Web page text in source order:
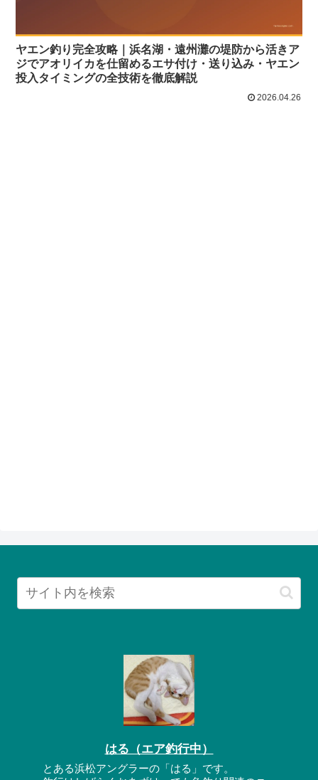
ヤエン釣り完全攻略｜浜名湖・遠州灘の堤防から活きア
ジでアオリイカを仕留めるエサ付け・送り込み・ヤエン
投入タイミングの全技術を徹底解説
2026.04.26
はる（エア釣行中）
とある浜松アングラーの「はる」です。